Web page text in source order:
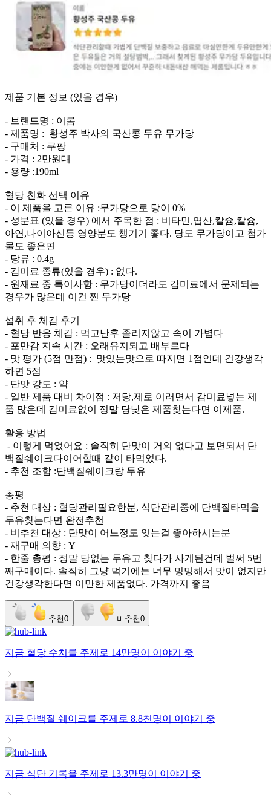
제품 기본 정보 (있을 경우)
- 브랜드명 : 이롬
- 제품명 : 황성주 박사의 국산콩 두유 무가당
- 구매처 : 쿠팡
- 가격 : 2만원대
- 용량 :190ml
혈당 친화 선택 이유
- 이 제품을 고른 이유 :무가당으로 당이 0%
- 성분표 (있을 경우) 에서 주목한 점 : 비타민,엽산,칼슘,칼슘,
아연,나이아신등 영양분도 챙기기 좋다. 당도 무가당이고 첨가
물도 좋은편
- 당류 : 0.4g
- 감미료 종류(있을 경우) : 없다.
- 원재료 중 특이사항 : 무가당이더라도 감미료에서 문제되는
경우가 많은데 이건 찐 무가당
섭취 후 체감 후기
- 혈당 반응 체감 : 먹고난후 졸리지않고 속이 가볍다
- 포만감 지속 시간 : 오래유지되고 배부르다
- 맛 평가 (5점 만점) : 맛있는맛으로 따지면 1점인데 건강생각
하면 5점
- 단맛 강도 : 약
- 일반 제품 대비 차이점 : 저당,제로 이러면서 감미료넣는 제
품 많은데 감미료없이 정말 당낮은 제품찾는다면 이제품.
활용 방법
- 이렇게 먹었어요 : 솔직히 단맛이 거의 없다고 보면되서 단
백질쉐이크다이어할때 같이 타먹었다.
- 추천 조합 :단백질쉐이크랑 두유
총평
- 추천 대상 : 혈당관리필요한분, 식단관리중에 단백질타먹을
두유찾는다면 완전추천
- 비추천 대상 : 단맛이 어느정도 잇는걸 좋아하시는분
- 재구매 의향 : Y
- 한줄 총평 : 정말 당없는 두유고 찾다가 사게된건데 벌써 5번
째구매이다. 솔직히 그냥 먹기에는 너무 밍밍해서 맛이 없지만
건강생각한다면 이만한 제품없다. 가격까지 좋음
추천0 비추천0
지금 혈당 수치 를 주제로 14만명이 이야기 중
지금 단백질 쉐이크를 주제로 8.8천명이 이야기 중
지금 식단 기록을 주제로 13.3만명이 이야기 중